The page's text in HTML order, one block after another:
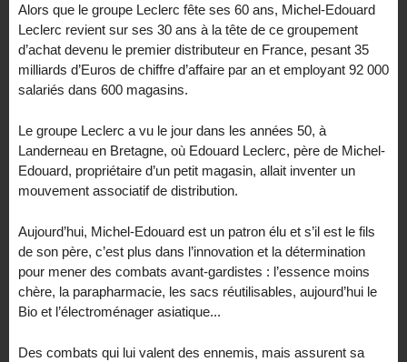
Alors que le groupe Leclerc fête ses 60 ans, Michel-Edouard
Leclerc revient sur ses 30 ans à la tête de ce groupement
d’achat devenu le premier distributeur en France, pesant 35
milliards d’Euros de chiffre d’affaire par an et employant 92 000
salariés dans 600 magasins.
Le groupe Leclerc a vu le jour dans les années 50, à
Landerneau en Bretagne, où Edouard Leclerc, père de Michel-
Edouard, propriétaire d’un petit magasin, allait inventer un
mouvement associatif de distribution.
Aujourd’hui, Michel-Edouard est un patron élu et s’il est le fils
de son père, c’est plus dans l’innovation et la détermination
pour mener des combats avant-gardistes : l’essence moins
chère, la parapharmacie, les sacs réutilisables, aujourd’hui le
Bio et l’électroménager asiatique...
Des combats qui lui valent des ennemis, mais assurent sa